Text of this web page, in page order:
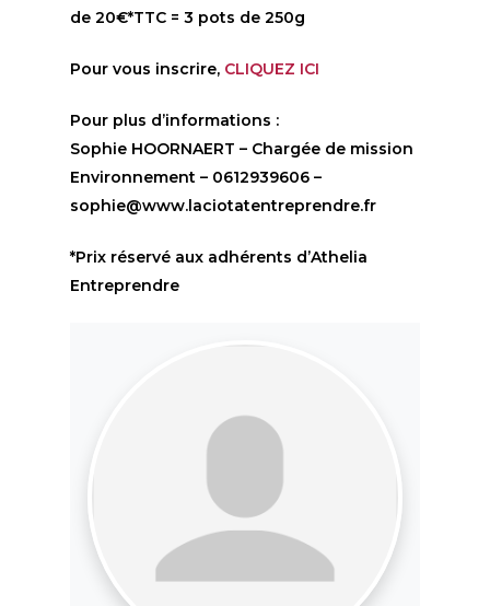
de 20€*TTC = 3 pots de 250g
Pour vous inscrire, CLIQUEZ ICI
Pour plus d’informations :
Sophie HOORNAERT – Chargée de mission
Environnement – 0612939606 –
sophie@www.laciotatentreprendre.fr
*Prix réservé aux adhérents d’Athelia
Entreprendre